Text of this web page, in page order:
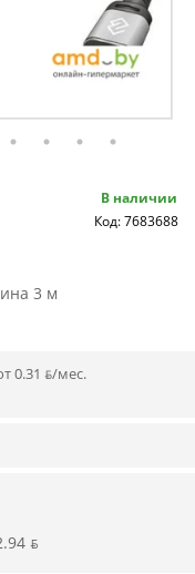
В наличии
Код: 7683688
3 м
0.31 ƃ/мec.
ƃ